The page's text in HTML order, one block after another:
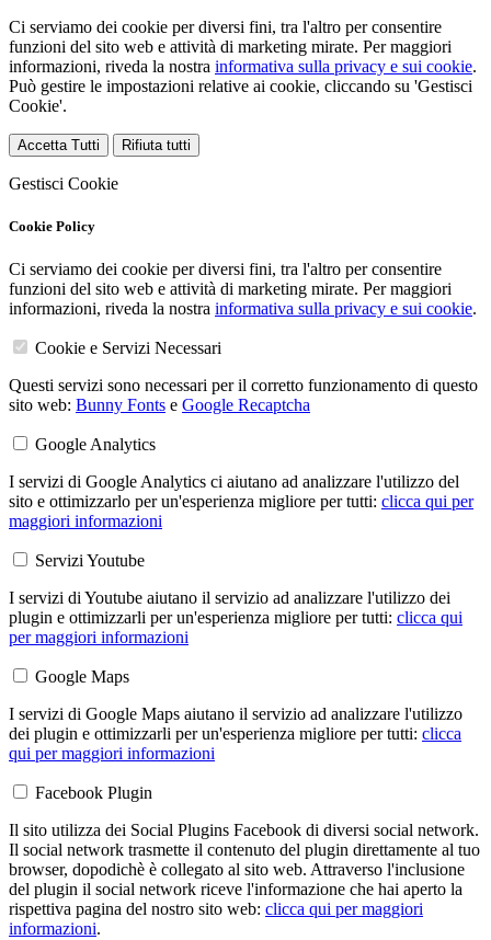
Ci serviamo dei cookie per diversi fini, tra l'altro per consentire
funzioni del sito web e attività di marketing mirate. Per maggiori
informazioni, riveda la nostra informativa sulla privacy e sui cookie.
Può gestire le impostazioni relative ai cookie, cliccando su 'Gestisci
Cookie'.
Accetta Tutti Rifiuta tutti
Gestisci Cookie
Cookie Policy
Ci serviamo dei cookie per diversi fini, tra l'altro per consentire
funzioni del sito web e attività di marketing mirate. Per maggiori
informazioni, riveda la nostra informativa sulla privacy e sui cookie.
Cookie e Servizi Necessari
Questi servizi sono necessari per il corretto funzionamento di questo
sito web: Bunny Fonts e Google Recaptcha
Google Analytics
I servizi di Google Analytics ci aiutano ad analizzare l'utilizzo del
sito e ottimizzarlo per un'esperienza migliore per tutti: clicca qui per
maggiori informazioni
Servizi Youtube
I servizi di Youtube aiutano il servizio ad analizzare l'utilizzo dei
plugin e ottimizzarli per un'esperienza migliore per tutti: clicca qui
per maggiori informazioni
Google Maps
I servizi di Google Maps aiutano il servizio ad analizzare l'utilizzo
dei plugin e ottimizzarli per un'esperienza migliore per tutti: clicca
qui per maggiori informazioni
Facebook Plugin
Il sito utilizza dei Social Plugins Facebook di diversi social network.
Il social network trasmette il contenuto del plugin direttamente al tuo
browser, dopodichè è collegato al sito web. Attraverso l'inclusione
del plugin il social network riceve l'informazione che hai aperto la
rispettiva pagina del nostro sito web: clicca qui per maggiori
informazioni.